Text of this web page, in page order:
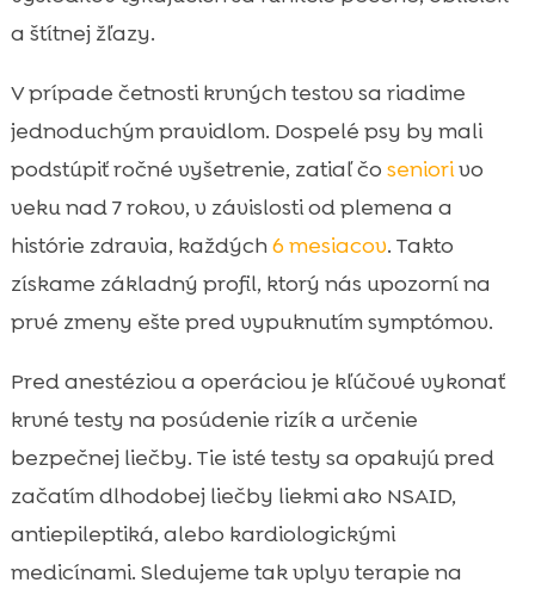
a štítnej žľazy.
V prípade četnosti krvných testov sa riadime
jednoduchým pravidlom. Dospelé psy by mali
podstúpiť ročné vyšetrenie, zatiaľ čo seniorivo
veku nad 7 rokov, v závislosti od plemena a
histórie zdravia, každých6 mesiacov. Takto
získame základný profil, ktorý nás upozorní na
prvé zmeny ešte pred vypuknutím symptómov.
Pred anestéziou a operáciou je kľúčové vykonať
krvné testy na posúdenie rizík a určenie
bezpečnej liečby. Tie isté testy sa opakujú pred
začatím dlhodobej liečby liekmi ako NSAID,
antiepileptiká, alebo kardiologickými
medicínami. Sledujeme tak vplyv terapie na